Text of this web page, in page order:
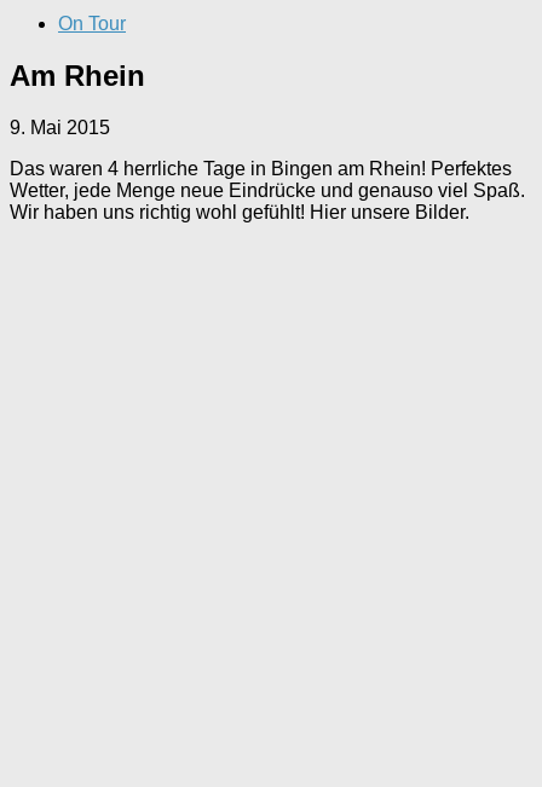
On Tour
Am Rhein
9. Mai 2015
Das waren 4 herrliche Tage in Bingen am Rhein! Perfektes
Wetter, jede Menge neue Eindrücke und genauso viel Spaß.
Wir haben uns richtig wohl gefühlt! Hier unsere Bilder.